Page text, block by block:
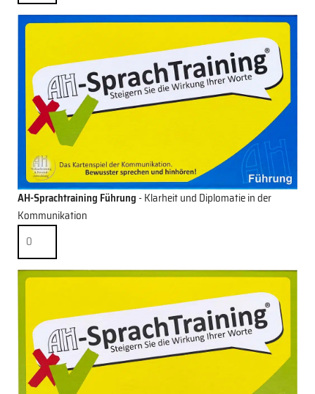
AH-Sprachtraining Führung- Klarheit und Diplomatie in der
Kommunikation